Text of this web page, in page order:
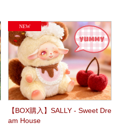
【BOX購入】SALLY - Sweet Dre
am House